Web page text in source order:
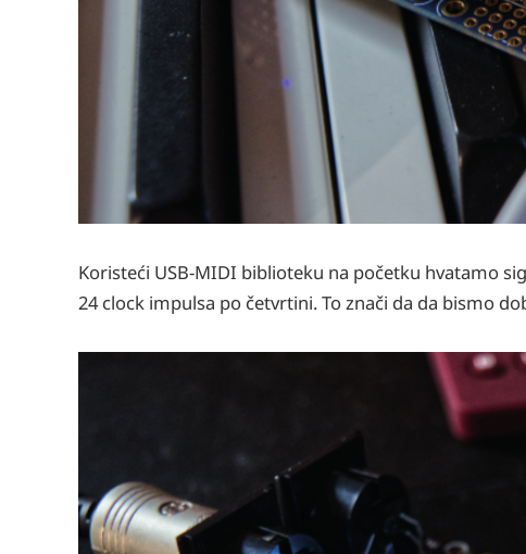
Koristeći USB-MIDI biblioteku na početku hvatamo
24 clock impulsa po četvrtini. To znači da da bismo